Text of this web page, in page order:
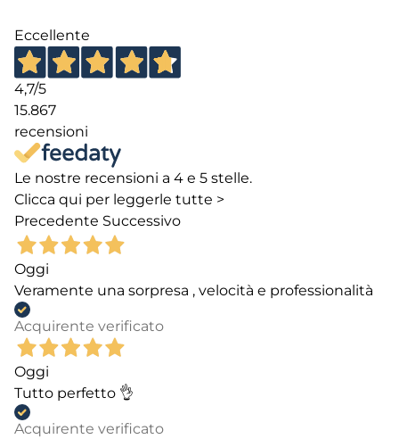
Eccellente
4,7/5
15.867
recensioni
Le nostre recensioni a 4 e 5 stelle.
Clicca qui per leggerle tutte >
Precedente Successivo
Oggi
Veramente una sorpresa , velocità e professionalità
Acquirente verificato
Oggi
Tutto perfetto 👌
Acquirente verificato